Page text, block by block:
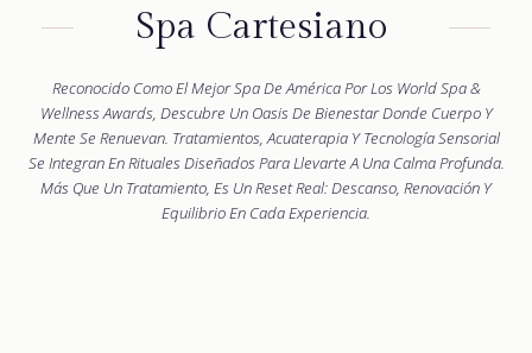
Spa Cartesiano
Reconocido Como El Mejor Spa De América Por Los World Spa &
Wellness Awards, Descubre Un Oasis De Bienestar Donde Cuerpo Y
Mente Se Renuevan. Tratamientos, Acuaterapia Y Tecnología Sensorial
Se Integran En Rituales Diseñados Para Llevarte A Una Calma Profunda.
Más Que Un Tratamiento, Es Un Reset Real: Descanso, Renovación Y
Equilibrio En Cada Experiencia.